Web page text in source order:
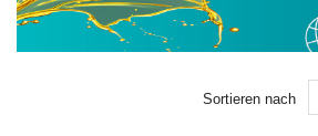
Sortieren nach